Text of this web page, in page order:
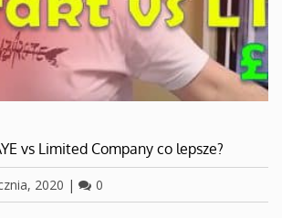
vs Limited Company co lepsze?
2020 | 0